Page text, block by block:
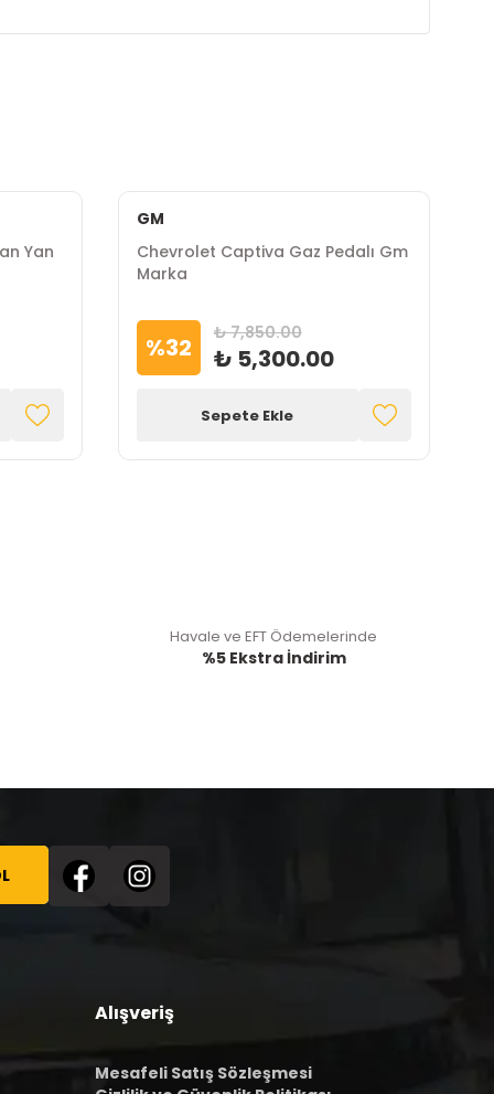
Yan
GM
Chevrolet Captiva Gaz Pedalı Gm
Marka
%32 ₺ 7,850.00
₺ 5,300.00
Sepete Ekle
Havale ve EFT Ödemelerinde
%5 Ekstra İndirim
Alışveriş
Mesafeli Satış Sözleşmesi